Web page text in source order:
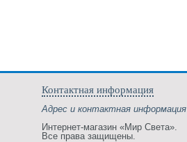
Контактная информация
Адрес и контактная информация
Интернет-магазин «Мир Света».
Все права защищены.